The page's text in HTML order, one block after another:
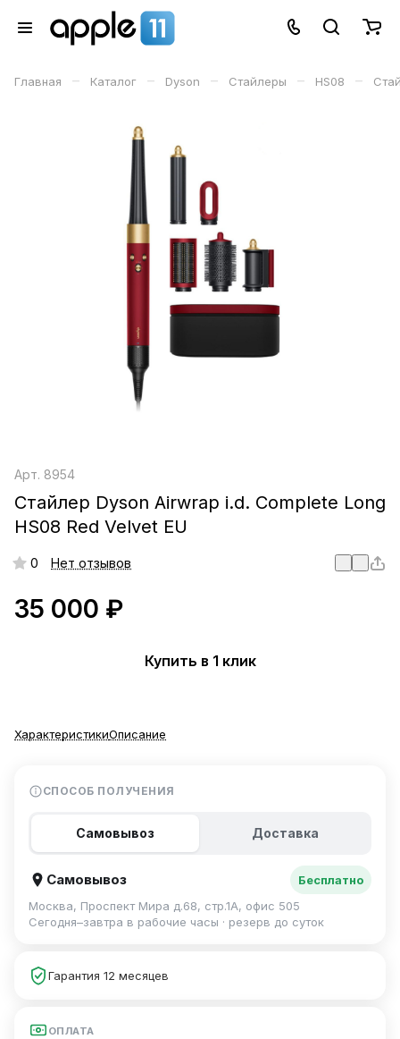
Главная – Каталог – Dyson – Стайлеры – HS08 –
Арт. 8954
Стайлер Dyson Airwrap i.d. Complete Long
HS08 Red Velvet EU
0 Нет отзывов
35 000 ₽
Купить в 1 клик
ХарактеристикиОписание
СПОСОБ ПОЛУЧЕНИЯ
Самовывоз Доставка
Самовывоз
Бесплатно
Москва, Проспект Мира д.68, стр.1А, офис 505
Сегодня–завтра в рабочие часы · резерв до суток
Гарантия 12 месяцев
ОПЛАТА